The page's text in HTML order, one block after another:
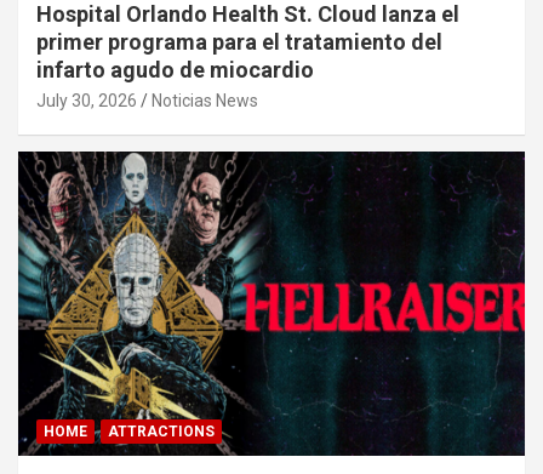
Hospital Orlando Health St. Cloud lanza el
primer programa para el tratamiento del
infarto agudo de miocardio
July 30, 2026 Noticias News
HOME ATTRACTIONS